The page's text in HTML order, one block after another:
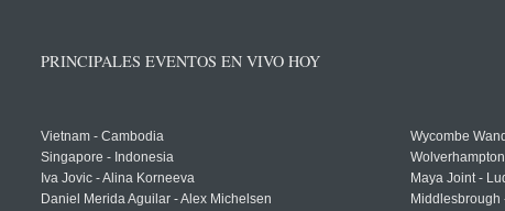
PRINCIPALES EVENTOS EN VIVO HOY
Vietnam - Cambodia
Singapore - Indonesia
Iva Jovic - Alina Korneeva
Daniel Merida Aguilar - Alex Michelsen
Wycombe
Maya Joint -
Middlesbrough